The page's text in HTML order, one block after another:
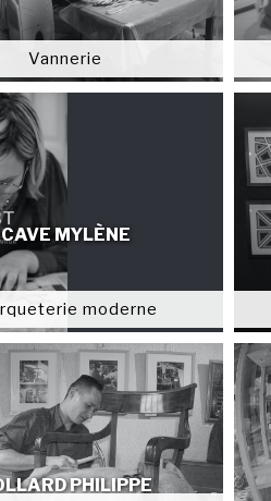
Vannerie
CAVE MYLÈNE
moderne
PHILIPPE